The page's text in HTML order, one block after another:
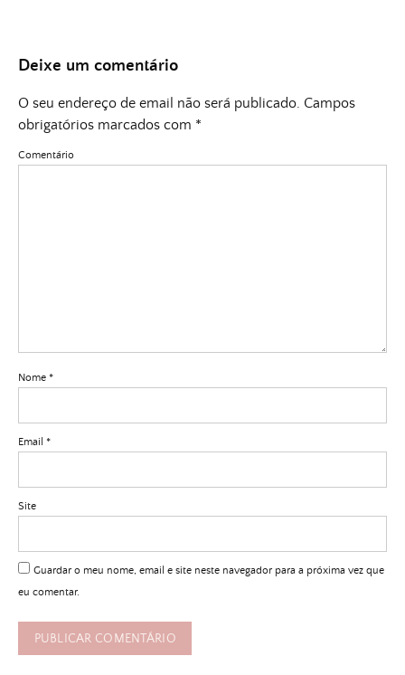
Deixe um comentário
O seu endereço de email não será publicado. Campos
obrigatórios marcados com *
Comentário
Nome *
Email *
Site
Guardar o meu nome, email e site neste navegador para a próxima vez que
eu comentar.